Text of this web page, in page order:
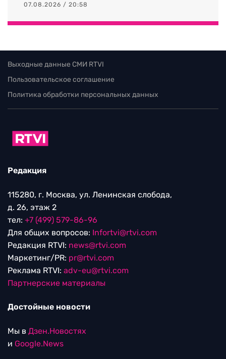
07.08.2026 / 20:58
Выходные данные СМИ RTVI
Пользовательское соглашение
Политика обработки персональных данных
Редакция
115280, г. Москва, ул. Ленинская слобода,
д. 26, этаж 2
тел: +7 (499) 579-86-96
Для общих вопросов: Infortvi@rtvi.com
Редакция RTVI: news@rtvi.com
Маркетинг/PR: pr@rtvi.com
Реклама RTVI: adv-eu@rtvi.com
Партнерские материалы
Достойные новости
Мы в Дзен.Новостях
и Google.News